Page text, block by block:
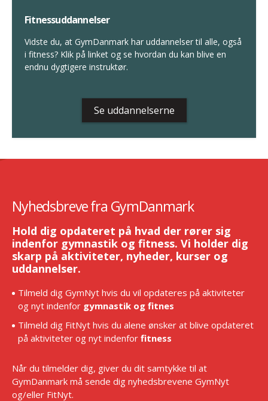
Fitnessuddannelser
Vidste du, at GymDanmark har uddannelser til alle, også
i fitness? Klik på linket og se hvordan du kan blive en
endnu dygtigere instruktør.
Se uddannelserne
Nyhedsbreve fra GymDanmark
Hold dig opdateret på hvad der rører sig
indenfor gymnastik og fitness. Vi holder dig
skarp på aktiviteter, nyheder, kurser og
uddannelser.
Tilmeld dig GymNyt hvis du vil opdateres på aktiviteter
og nyt indenfor gymnastik og fitnes
Tilmeld dig FitNyt hvis du alene ønsker at blive opdateret
på aktiviteter og nyt indenfor fitness
Når du tilmelder dig, giver du dit samtykke til at
GymDanmark må sende dig nyhedsbrevene GymNyt
og/eller FitNyt.